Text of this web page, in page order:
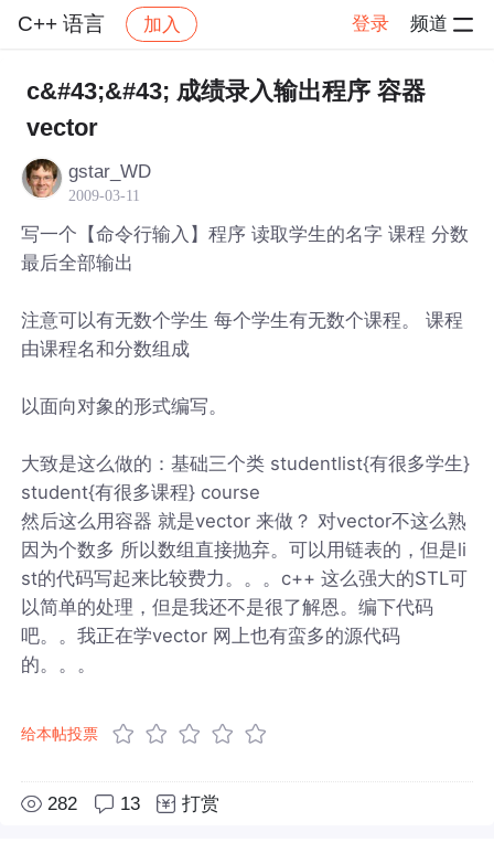
C++ 语言 加入 登录 频道
社区 C++ 语言 帖子详情
c&#43;&#43; 成绩录入输出程序 容器
vector
gstar_WD
2009-03-11
写一个【命令行输入】程序 读取学生的名字 课程 分数
最后全部输出
注意可以有无数个学生 每个学生有无数个课程。 课程
由课程名和分数组成
以面向对象的形式编写。
大致是这么做的：基础三个类 studentlist{有很多学生}
student{有很多课程} course
然后这么用容器 就是vector 来做？ 对vector不这么熟
因为个数多 所以数组直接抛弃。可以用链表的，但是li
st的代码写起来比较费力。。。c++ 这么强大的STL可
以简单的处理，但是我还不是很了解恩。编下代码
吧。。我正在学vector 网上也有蛮多的源代码
的。。。
给本帖投票
282 13 打赏